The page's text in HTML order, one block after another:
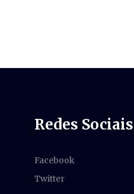
Redes Sociais
Facebook
Twitter